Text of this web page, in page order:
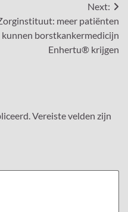
Next:
meer patiënten
kunnen borstkankermedicijn
Enhertu® krijgen
Vereiste velden zijn